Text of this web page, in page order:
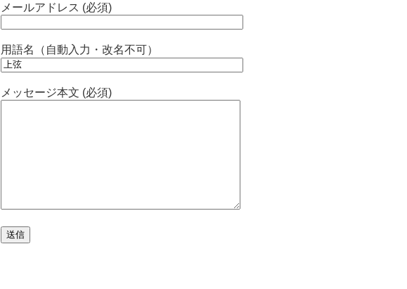
メールアドレス (必須)
用語名（自動入力・改名不可）
メッセージ本文 (必須)